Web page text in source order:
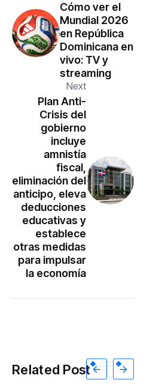
Cómo ver el
Mundial 2026
en República
Dominicana en
vivo: TV y
streaming
Next
Plan Anti-
Crisis del
gobierno
incluye
amnistía
fiscal,
eliminación del
anticipo, eleva
deducciones
educativas y
establece
otras medidas
para impulsar
la economía
Related Post